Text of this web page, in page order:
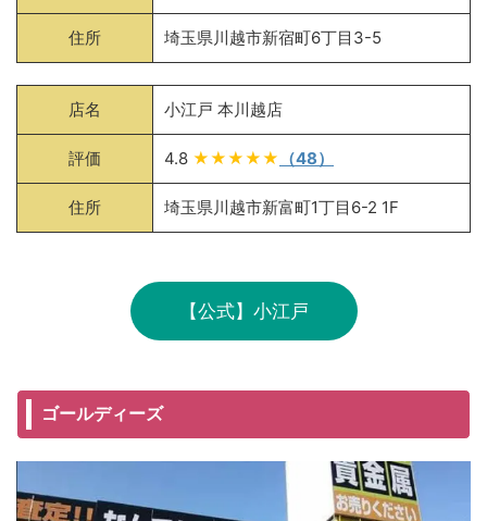
住所 埼玉県川越市新宿町6丁目3-5
店名 小江戸 本川越店
評価 4.8 ★★★★★ （48）
住所 埼玉県川越市新富町1丁目6-2 1F
【公式】小江戸
ゴールディーズ